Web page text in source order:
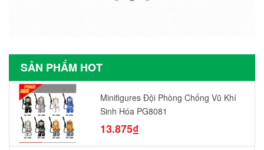
SẢN PHẨM HOT
Minifigures Đội Phòng Chống Vũ Khí
Sinh Hóa PG8081
13.875₫